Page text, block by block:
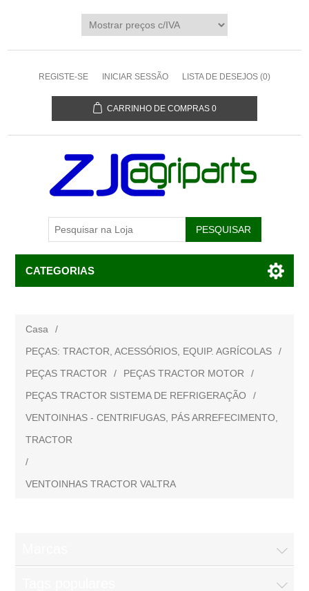
REGISTE-SE INICIAR SESSÃO LISTA DE DESEJOS (0)
CARRINHO DE COMPRAS 0
CATEGORIAS
Casa
/
PEÇAS: TRACTOR, ACESSÓRIOS, EQUIP. AGRÍCOLAS
/
PEÇAS TRACTOR
/ PEÇAS TRACTOR MOTOR
/
PEÇAS TRACTOR SISTEMA DE REFRIGERAÇÃO
/
VENTOINHAS - CENTRIFUGAS, PÁS ARREFECIMENTO,
TRACTOR
/
VENTOINHAS TRACTOR VALTRA